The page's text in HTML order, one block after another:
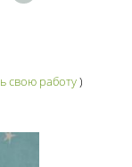
свою работу)